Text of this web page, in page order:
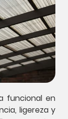
funcional en
ligereza y